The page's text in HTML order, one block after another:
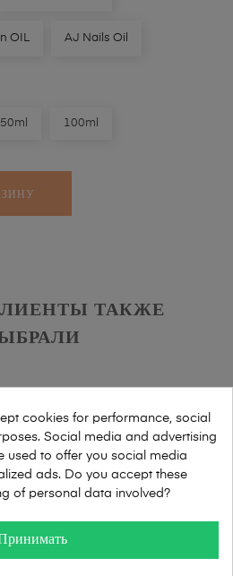
OIL AJ Nails Oil
50ml 100ml
ТАКЖЕ
cookies for performance, social
Social media and advertising
used to offer you social media
ads. Do you accept these
of personal data involved?